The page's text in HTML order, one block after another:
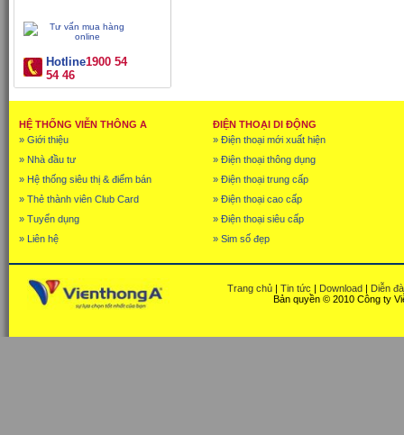
Hotline1900 54
54 46
HỆ THỐNG VIỄN THÔNG A
» Giới thiệu
» Nhà đầu tư
» Hệ thống siêu thị & điểm bán
» Thẻ thành viên Club Card
» Tuyển dụng
» Liên hệ
ĐIỆN THOẠI DI ĐỘNG
» Điện thoại mới xuất hiện
» Điện thoại thông dụng
» Điện thoại trung cấp
» Điện thoại cao cấp
» Điện thoại siêu cấp
» Sim số đẹp
Trang chủ | Tin tức | Download | Diễn
Bản quyền © 2010 Công ty